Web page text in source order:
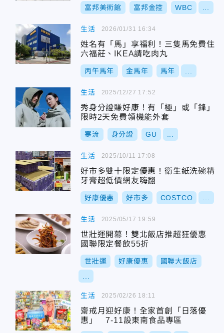
富邦美術館 富邦金控 WBC
生活
姓名有「馬」享福利！三隻馬免費住
六福莊、IKEA請吃肉丸
丙午馬年 金馬年 馬年
2026/01/31 16:34
生活
秀身分證賺好康！有「極」或「鋒」
限時2天免費領機能外套
寒流 身分證 GU
2025/12/27 17:52
生活
好市多雙十限定優惠！衛生紙洗碗精
牙膏超低價網友嗨翻
好康優惠 好市多 COSTCO
2025/10/11 17:08
生活
世壯運開幕！雙北飯店推超狂優惠
國聯限定餐飲55折
世壯運 好康優惠 國聯大飯店
2025/05/17 19:59
生活
齋戒月迎好康！全家首創「日落優
惠」 7-11設東南食品專區
2025/02/26 18:11